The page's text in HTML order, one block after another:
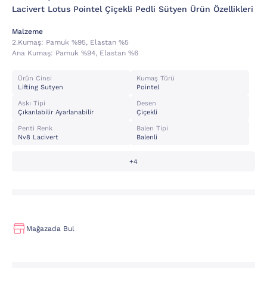
Lacivert Lotus Pointel Çiçekli Pedli Sütyen Ürün Özellikleri
Malzeme
2.kumaş: Pamuk %95, Elastan %5
Ana Kumaş: Pamuk %94, Elastan %6
Ürün Cinsi
Lifting Sutyen
Kumaş Türü
Pointel
Askı Tipi
Çıkarılabilir Ayarlanabilir
Desen
Çiçekli
Penti Renk
Nv8 Lacivert
Balen Tipi
Balenli
+4
Mağazada Bul